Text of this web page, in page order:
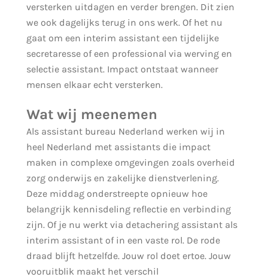
versterken uitdagen en verder brengen. Dit zien
we ook dagelijks terug in ons werk. Of het nu
gaat om een interim assistant een tijdelijke
secretaresse of een professional via werving en
selectie assistant. Impact ontstaat wanneer
mensen elkaar echt versterken.
Wat wij meenemen
Als assistant bureau Nederland werken wij in
heel Nederland met assistants die impact
maken in complexe omgevingen zoals overheid
zorg onderwijs en zakelijke dienstverlening.
Deze middag onderstreepte opnieuw hoe
belangrijk kennisdeling reflectie en verbinding
zijn. Of je nu werkt via detachering assistant als
interim assistant of in een vaste rol. De rode
draad blijft hetzelfde. Jouw rol doet ertoe. Jouw
vooruitblik maakt het verschil